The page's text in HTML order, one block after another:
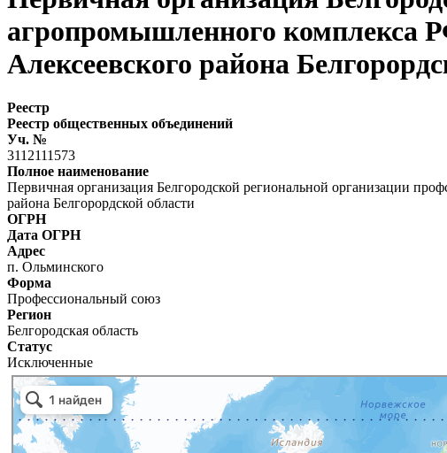
агропромышленного
Алексеевского района
Реестр
Реестр общественных объединений
Уч. №
3112111573
Полное наименование
Первичная организация Белгородской региональной организации
района Белгорордской области
ОГРН
Дата ОГРН
Адрес
п. Ольминского
Форма
Профессиональный союз
Регион
Белгородская область
Статус
Исключенные